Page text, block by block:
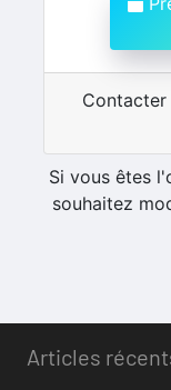
Si vous êtes
souhaitez
Articles